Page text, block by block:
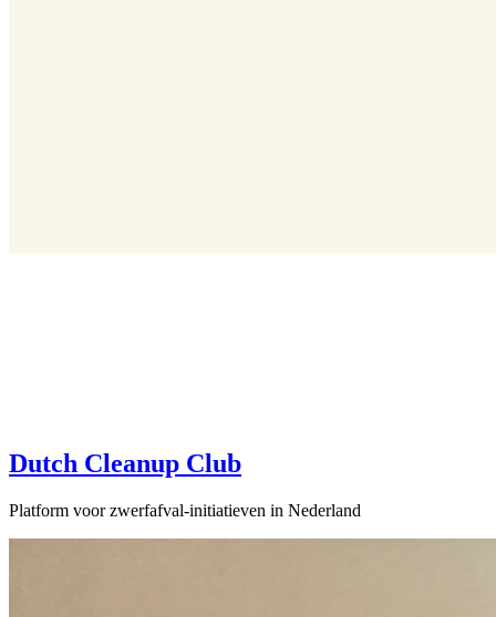
Dutch Cleanup Club
Platform voor zwerfafval-initiatieven in Nederland